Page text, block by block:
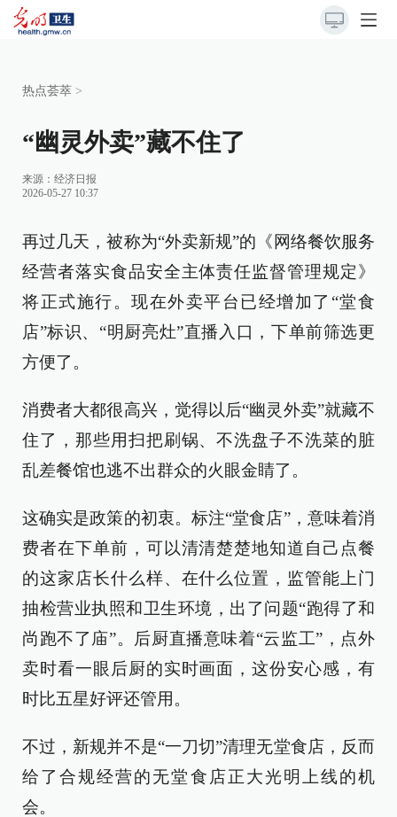
热点荟萃 >
“幽灵外卖”藏不住了
来源： 经济日报
2026-05-27 10:37
再过几天，被称为“外卖新规”的《网络餐饮服务
经营者落实食品安全主体责任监督管理规定》
将正式施行。现在外卖平台已经增加了“堂食
店”标识、“明厨亮灶”直播入口，下单前筛选更
方便了。
消费者大都很高兴，觉得以后“幽灵外卖”就藏不
住了，那些用扫把刷锅、不洗盘子不洗菜的脏
乱差餐馆也逃不出群众的火眼金睛了。
这确实是政策的初衷。标注“堂食店”，意味着消
费者在下单前，可以清清楚楚地知道自己点餐
的这家店长什么样、在什么位置，监管能上门
抽检营业执照和卫生环境，出了问题“跑得了和
尚跑不了庙”。后厨直播意味着“云监工”，点外
卖时看一眼后厨的实时画面，这份安心感，有
时比五星好评还管用。
不过，新规并不是“一刀切”清理无堂食店，反而
给了合规经营的无堂食店正大光明上线的机
会。